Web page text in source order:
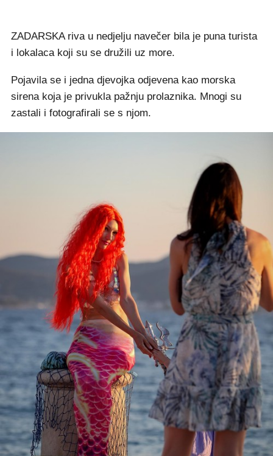
ZADARSKA riva u nedjelju navečer bila je puna turista
i lokalaca koji su se družili uz more.
Pojavila se i jedna djevojka odjevena kao morska
sirena koja je privukla pažnju prolaznika. Mnogi su
zastali i fotografirali se s njom.